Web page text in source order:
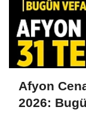
Afyon
2026: